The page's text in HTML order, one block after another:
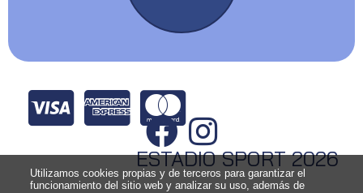
ESTADIO SPORT 2026
Utilizamos cookies propias y de terceros para garantizar el
funcionamiento del sitio web y analizar su uso, además de